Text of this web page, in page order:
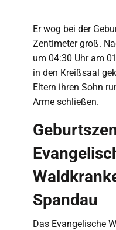
Er wog bei der
Zentimeter groß.
um 04:30 Uhr am
in den Kreißsaal
Eltern ihren Sohn
Arme schließen.
Spandau
Das Evangelische